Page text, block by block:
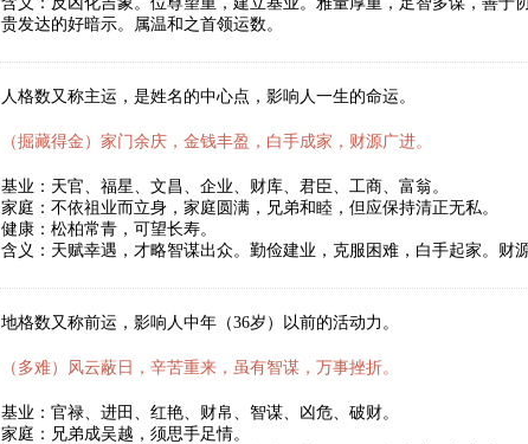
贵发达的好暗示。属温和之首领运数。
人格数又称主运，是姓名的中心点，影响人一生的命运。
（掘藏得金）家门余庆，金钱丰盈，白手成家，财源广进。
基业：天官、福星、文昌、企业、财库、君臣、工商、富翁。
家庭：不依祖业而立身，家庭圆满，兄弟和睦，但应保持清正无私。
健康：松柏常青，可望长寿。
含义：天赋幸遇，才略智谋出众。勤俭建业，克服困难，白手起家。财
地格数又称前运，影响人中年（36岁）以前的活动力。
（多难）风云蔽日，辛苦重来，虽有智谋，万事挫折。
基业：官禄、进田、红艳、财帛、智谋、凶危、破财。
家庭：兄弟成吴越，须思手足情。